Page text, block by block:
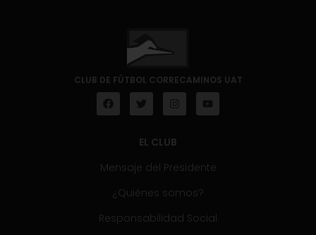
CLUB DE FÚTBOL CORRECAMINOS UAT
EL CLUB
Mensaje del Presidente
¿Quiénes somos?
Responsabilidad Social